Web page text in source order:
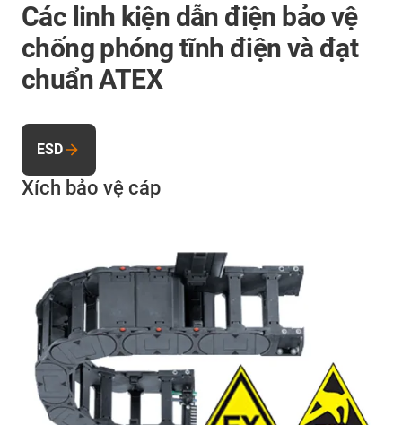
Các linh kiện dẫn điện bảo vệ
chống phóng tĩnh điện và đạt
chuẩn ATEX
Xích bảo vệ cáp
ESD